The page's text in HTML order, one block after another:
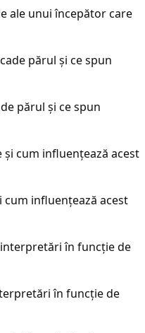
ale unui începător care
părul și ce spun
cum influențează acest
în funcție de